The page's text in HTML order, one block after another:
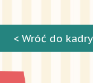
< Wróć do kadry